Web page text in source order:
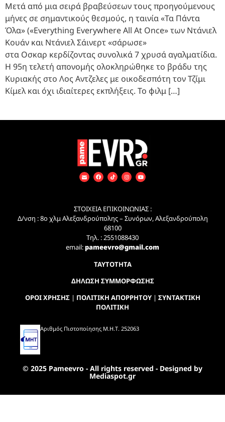
Μετά από μια σειρά βραβεύσεων τους προηγούμενους
μήνες σε σημαντικούς θεσμούς, η ταινία «Τα Πάντα
Όλα» («Everything Everywhere All At Once» των Ντάνιελ
Κουάν και Ντάνιελ Σάινερτ «σάρωσε»
στα Οσκαρ κερδίζοντας συνολικά 7 χρυσά αγαλματίδια.
Η 95η τελετή απονομής ολοκληρώθηκε το βράδυ της
Κυριακής στο Λος Αντζελες με οικοδεσπότη τον Τζίμι
Κίμελ και όχι ιδιαίτερες εκπλήξεις. Το φιλμ […]
ΣΤΟΙΧΕΙΑ ΕΠΙΚΟΙΝΩΝΙΑΣ :
Δ/νση : 8ο χλμ Αλεξανδρούπολης – Συνόρων, Αλεξανδρούπολη
68100
Τηλ. : 2551088430
email:pameevro@gmail.com
ΤΑΥΤΟΤΗΤΑ
ΔΗΛΩΣΗ ΣΥΜΜΟΡΦΩΣΗΣ
ΟΡΟΙ ΧΡΗΣΗΣ| ΠΟΛΙΤΙΚΗ ΑΠΟΡΡΗΤΟΥ| ΣΥΝΤΑΚΤΙΚΗ
ΠΟΛΙΤΙΚΗ
Αριθμός Πιστοποίησης Μ.Η.Τ. 252063
© 2025 Pameevro - All rights reserved - Designed by
Mediaspot.gr